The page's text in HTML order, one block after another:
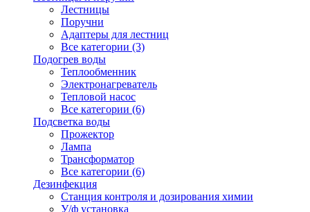
Лестницы
Поручни
Адаптеры для лестниц
Все категории (3)
Подогрев воды
Теплообменник
Электронагреватель
Тепловой насос
Все категории (6)
Подсветка воды
Прожектор
Лампа
Трансформатор
Все категории (6)
Дезинфекция
Станция контроля и дозирования химии
У/ф установка